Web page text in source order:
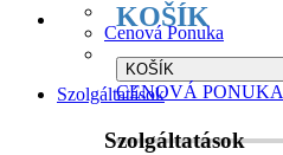
Cenová Ponuka
Szolgáltatások
Szolgáltatások
KOŠÍK
KOŠÍK
CENOVÁ PONUKA